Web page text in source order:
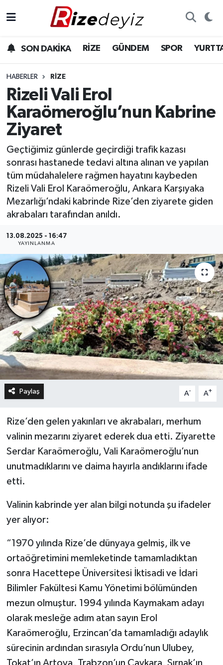
SON DAKİKA RİZE GÜNDEM SPOR
HABERLER RIZE
Rizeli Vali Erol
Karaömeroğlu’nun Kabrine
Ziyaret
Geçtiğimiz günlerde geçirdiği trafik kazası
sonrası hastanede tedavi altına alınan ve yapılan
tüm müdahalelere rağmen hayatını kaybeden
Rizeli Vali Erol Karaömeroğlu, Ankara Karşıyaka
Mezarlığı’ndaki kabrinde Rize’den ziyarete giden
akrabaları tarafından anıldı.
13.08.2025 - 16:47
YAYINLANMA
Paylaş A- A+
Rize’den gelen yakınları ve akrabaları, merhum
valinin mezarını ziyaret ederek dua etti. Ziyarette
Serdar Karaömeroğlu, Vali Karaömeroğlu’nun
unutmadıklarını ve daima hayırla andıklarını ifade
etti.
Valinin kabrinde yer alan bilgi notunda şu ifadeler
yer alıyor:
“1970 yılında Rize’de dünyaya gelmiş, ilk ve
ortaöğretimini memleketinde tamamladıktan
sonra Hacettepe Üniversitesi İktisadi ve İdari
Bilimler Fakültesi Kamu Yönetimi bölümünden
mezun olmuştur. 1994 yılında Kaymakam adayı
olarak mesleğe adım atan sayın Erol
Karaömeroğlu, Erzincan’da tamamladığı adaylık
sürecinin ardından sırasıyla Ordu’nun Ulubey,
Tokat’ın Artova, Trabzon’un Çaykara, Şırnak’ın
Gündem
Yurttan Haberler
Ekonomi
Teknoloji
Sağlık
Rize Hava Durumu
Rize Trafik Yoğunluk Haritası
Süper Lig Puan Durumu ve Fikstür
Tüm Manşetler
Son Dakika Haberleri
Haber Arşivi